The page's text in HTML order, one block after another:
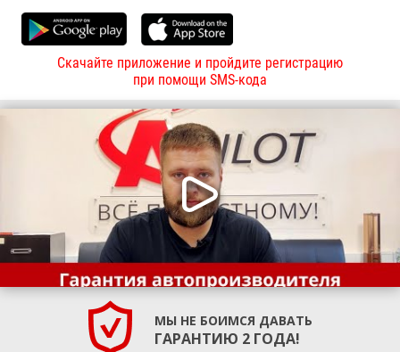
Скачайте приложение и пройдите регистрацию
при помощи SMS-кода
МЫ НЕ БОИМСЯ ДАВАТЬ
ГАРАНТИЮ 2 ГОДА!